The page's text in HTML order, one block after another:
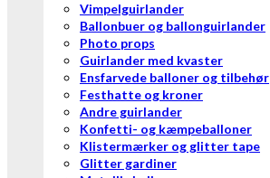
Vimpelguirlander
Ballonbuer og ballonguirlander
Photo props
Guirlander med kvaster
Ensfarvede balloner og tilbehør
Festhatte og kroner
Andre guirlander
Konfetti- og kæmpeballoner
Klistermærker og glitter tape
Glitter gardiner